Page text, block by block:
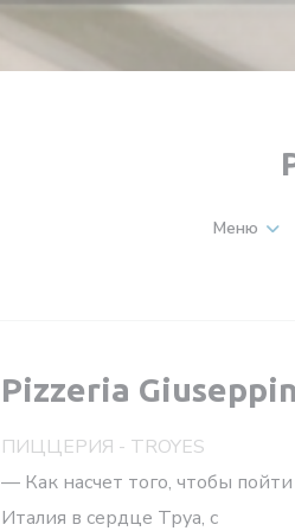
Меню
Pizzeria
ПИЦЦЕРИЯ - TROYES
— Как насчет того, чтобы
Италия в сердце Труа, с